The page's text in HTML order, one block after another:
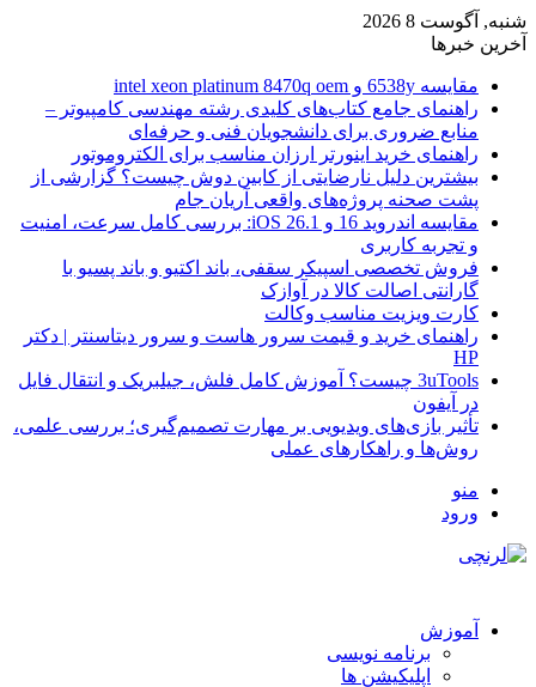
شنبه, آگوست 8 2026
آخرین خبرها
مقایسه 6538y و intel xeon platinum 8470q oem
راهنمای جامع کتاب‌های کلیدی رشته مهندسی کامپیوتر –
منابع ضروری برای دانشجویان فنی و حرفه‌ای
راهنمای خرید اینورتر ارزان مناسب برای الکتروموتور
بیشترین دلیل نارضایتی از کابین دوش چیست؟ گزارشی از
پشت صحنه پروژه‌های واقعی آریان جام
مقایسه اندروید 16 و iOS 26.1: بررسی کامل سرعت، امنیت
و تجربه کاربری
فروش تخصصی اسپیکر سقفی، باند اکتیو و باند پسیو با
گارانتی اصالت کالا در آوازک
کارت ویزیت مناسب وکالت
راهنمای خرید و قیمت سرور هاست و سرور دیتاسنتر | دکتر
HP
3uTools چیست؟ آموزش کامل فلش، جیلبریک و انتقال فایل
در آیفون
تأثیر بازی‌های ویدیویی بر مهارت تصمیم‌گیری؛ بررسی علمی،
روش‌ها و راهکارهای عملی
منو
ورود
آموزش
برنامه نویسی
اپلیکیشن ها